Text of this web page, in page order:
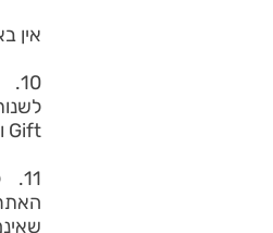
אין
Gift ו/או כל חלק ממנו כולל שינויי הטקסטים והסעיפים השונים של הגיפט המוצע.